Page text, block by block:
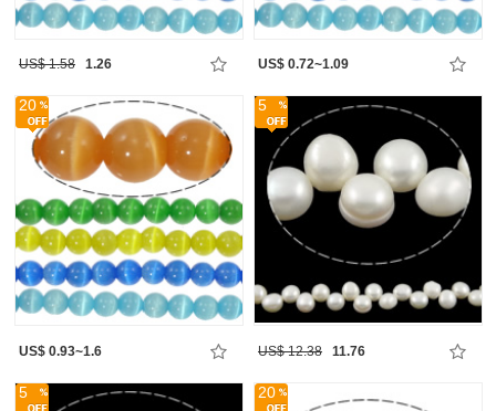
US$ 1.58 1.26 US$ 0.72~1.09
20
US$ 0.93~1.6
5
US$ 12.38 11.76
5 20